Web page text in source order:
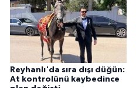
Reyhanlı'da sıra dışı düğün:
At kontrolünü kaybedince